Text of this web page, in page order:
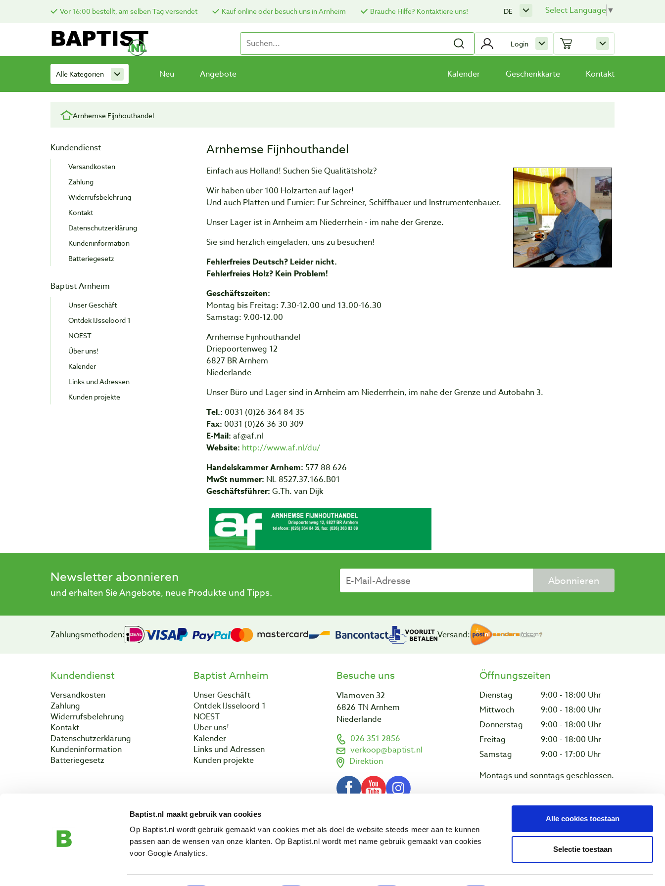
Baptist.nl maakt gebruik van cookies
Op Baptist.nl wordt gebruik gemaakt van cookies met als doel de website steeds meer aan te kunnen
passen aan de wensen van onze klanten. Op Baptist.nl wordt met name gebruik gemaakt van cookies
voor Google Analytics.
Alle cookies toestaan
Selectie toestaan
Vor 16:00 bestellt, am selben Tag versendet Kauf online oder besuch uns in Arnheim Brauche Hilfe? Kontaktiere uns! Select Language▼
DE
Login
Alle Kategorien Neu Angebote Kalender Geschenkkarte Kontakt
Arnhemse Fijnhouthandel
Kundendienst
Versandkosten
Zahlung
Widerrufsbelehrung
Kontakt
Datenschutzerklärung
Kundeninformation
Batteriegesetz
Baptist Arnheim
Unser Geschäft
Ontdek IJsseloord 1
NOEST
Über uns!
Kalender
Links und Adressen
Kunden projekte
Arnhemse Fijnhouthandel
Einfach aus Holland! Suchen Sie Qualitätsholz?
Wir haben über 100 Holzarten auf lager!
Und auch Platten und Furnier: Für Schreiner, Schiffbauer und Instrumentenbauer.
Unser Lager ist in Arnheim am Niederrhein - im nahe der Grenze.
Sie sind herzlich eingeladen, uns zu besuchen!
Fehlerfreies Deutsch? Leider nicht.
Fehlerfreies Holz? Kein Problem!
Geschäftszeiten:
Montag bis Freitag: 7.30-12.00 und 13.00-16.30
Samstag: 9.00-12.00
Arnhemse Fijnhouthandel
Driepoortenweg 12
6827 BR Arnhem
Niederlande
Unser Büro und Lager sind in Arnheim am Niederrhein, im nahe der Grenze und Autobahn 3.
Tel.: 0031 (0)26 364 84 35
Fax: 0031 (0)26 36 30 309
E-Mail: af@af.nl
Website: http://www.af.nl/du/
Handelskammer Arnhem: 577 88 626
MwSt nummer: NL 8527.37.166.B01
Geschäftsführer: G.Th. van Dijk
Newsletter abonnieren
und erhalten Sie Angebote, neue Produkte und Tipps.
Abonnieren
Zahlungsmethoden: Versand:
Kundendienst
Versandkosten
Zahlung
Widerrufsbelehrung
Kontakt
Datenschutzerklärung
Kundeninformation
Batteriegesetz
Baptist Arnheim
Unser Geschäft
Ontdek IJsseloord 1
NOEST
Über uns!
Kalender
Links und Adressen
Kunden projekte
Besuche uns
Vlamoven 32
6826 TN Arnhem
Niederlande
026 351 2856
verkoop@baptist.nl
Direktion
Öffnungszeiten
Dienstag
9:00 - 18:00 Uhr
Mittwoch
9:00 - 18:00 Uhr
Donnerstag
9:00 - 18:00 Uhr
Freitag
9:00 - 18:00 Uhr
Samstag
9:00 - 17:00 Uhr
Montags und sonntags geschlossen.
AGBImpressumDatenschutz & Cookies
Copyright © 2003 - 2026 Baptist Arnhem BV